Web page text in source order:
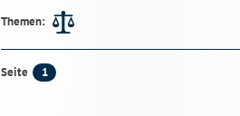
Themen:
Seite 1